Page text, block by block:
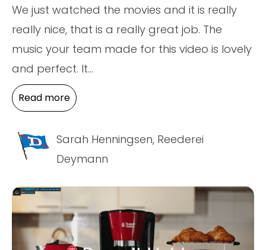
We just watched the movies and it is really
really nice, that is a really great job. The
music your team made for this video is lovely
and perfect. It...
Read more
Sarah Henningsen, Reederei
Deymann